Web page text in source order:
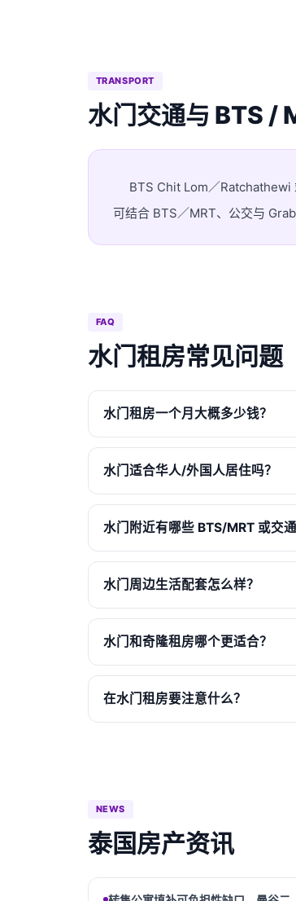
TRANSPORT
水门交通与 BTS /
BTS Chit Lom／Ratchathewi
可结合 BTS／MRT、公交与
FAQ
水门租房常见问题
水门租房一个月大概多少钱？
水门适合华人/外国人居住吗？
水门附近有哪些 BTS/MRT 或交通
水门周边生活配套怎么样？
水门和奇隆租房哪个更适合？
在水门租房要注意什么？
NEWS
泰国房产资讯